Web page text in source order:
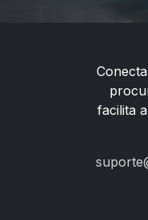
facilita